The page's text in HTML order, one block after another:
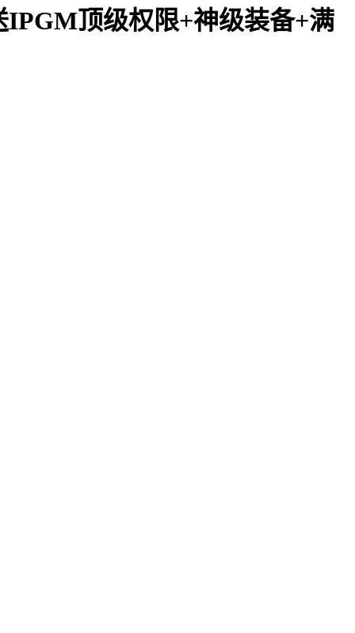
顶级权限+神级装备+满